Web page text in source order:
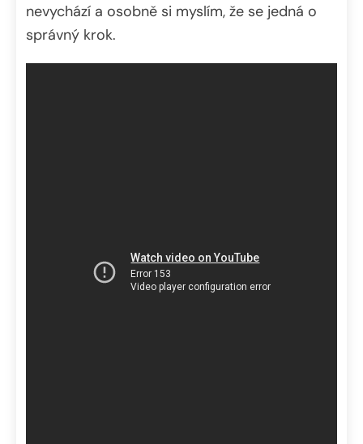
nevychází a osobně si myslím, že se jedná o
správný krok.